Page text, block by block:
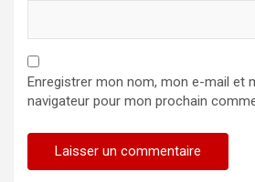
Enregistrer mon nom, mon e-mail et
navigateur pour mon prochain